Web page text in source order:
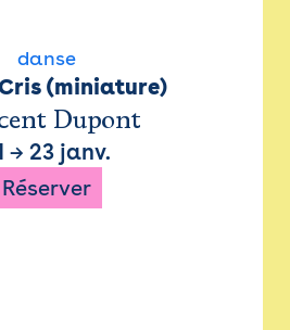
danse
(miniature)
Dupont
→ 23 janv.
Réserver